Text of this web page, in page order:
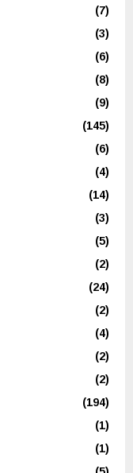
(7)
(3)
(6)
(8)
(9)
(145)
(6)
(4)
(14)
(3)
(5)
(2)
(24)
(2)
(4)
(2)
(2)
(194)
(1)
(1)